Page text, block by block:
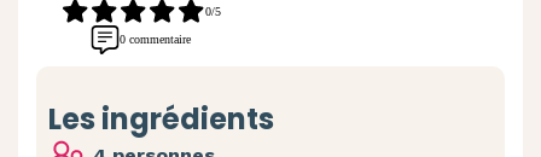
0/5
0 commentaire
Les ingrédients